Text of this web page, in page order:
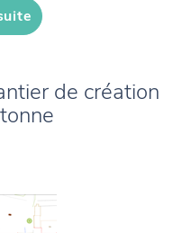
de création